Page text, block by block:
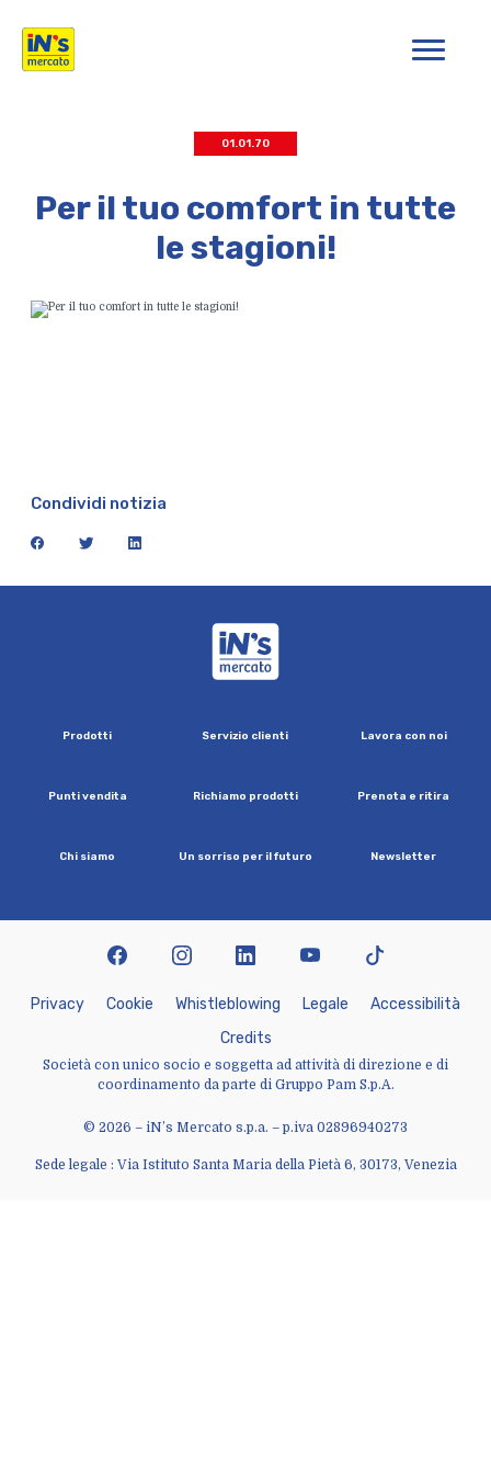
iN's Mercato
01.01.70
Per il tuo comfort in tutte
le stagioni!
Condividi notizia
facebook twitter linkedin
Prodotti Servizio clienti Lavora con noi
Puntivendita Richiamo prodotti Prenota e ritira
Chi siamo Un sorriso per ilfuturo Newsletter
© 2026 – iN’s Mercato s.p.a. – p.iva 02896940273
Sede legale : Via Istituto Santa Maria della Pietà 6, 30173, Venezia
Privacy Cookie Whist eb owing Lega e Accessibi ità
Credits
Società con unico socio e soggetta ad attività di direzione e di
coordinamento da parte di Gruppo Pam S.p.A.
facebookinstagram linkedin youtubetiktok